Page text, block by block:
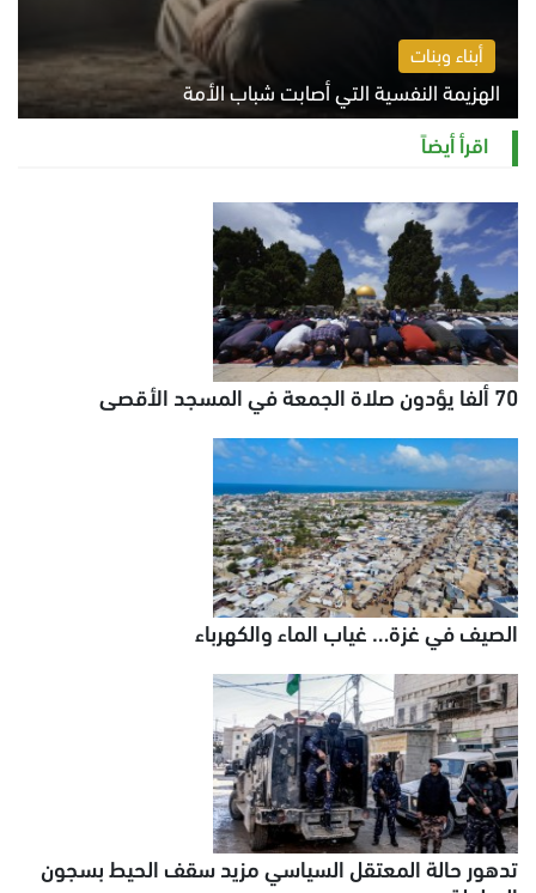
أبناء وبنات
الهزيمة النفسية التي أصابت شباب الأمة
الخميس 6 أغسطس 2026 11:12 ص
اقرأ أيضاً
70 ألفا يؤدون صلاة الجمعة في المسجد الأقصى
الصيف في غزة… غياب الماء والكهرباء
تدهور حالة المعتقل السياسي مزيد سقف الحيط بسجون